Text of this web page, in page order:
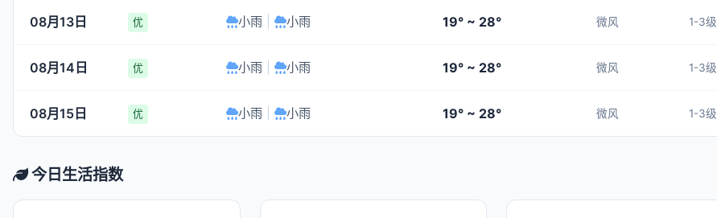
08月13日 优 小雨 小雨 19° ~ 28° 微风 1-3级
08月14日 优 小雨 小雨 19° ~ 28° 微风 1-3级
08月15日 优 小雨 小雨 19° ~ 28° 微风 1-3级
今日生活指数